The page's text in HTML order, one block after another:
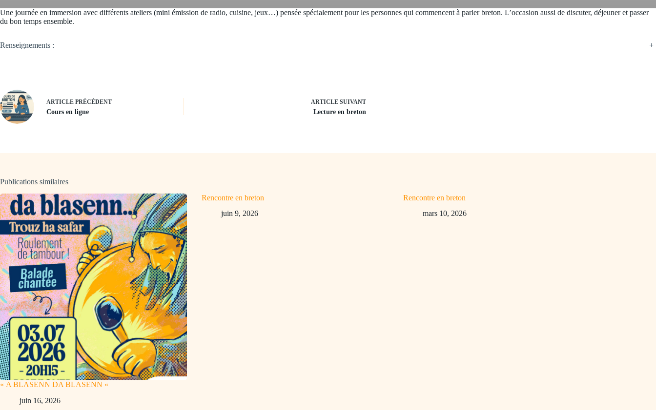
Une journée en immersion avec différents ateliers (mini émission de radio, cuisine, jeux…) pensée spécialement pour les personnes qui commencent à parler breton. L’occasion aussi de discuter, déjeuner et passer
du bon temps ensemble.
Renseignements : +
ARTICLE PRÉCÉDENT
Cours en ligne
ARTICLE SUIVANT
Lecture en breton
Publications similaires
« A BLASENN DA BLASENN «
juin 16, 2026
Rencontre en breton
juin 9, 2026
Rencontre en breton
mars 10, 2026